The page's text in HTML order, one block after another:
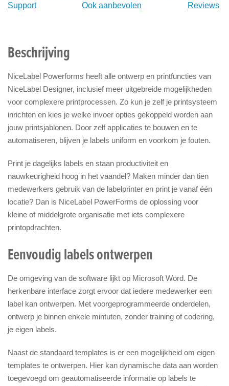
Support
Ook aanbevolen Reviews
Beschrijving
NiceLabel Powerforms heeft alle ontwerp en printfuncties van
NiceLabel Designer, inclusief meer uitgebreide mogelijkheden
voor complexere printprocessen. Zo kun je zelf je printsysteem
inrichten en kies je welke invoer opties gekoppeld worden aan
jouw printsjablonen. Door zelf applicaties te bouwen en te
automatiseren, blijven je labels uniform en voorkom je fouten.
Print je dagelijks labels en staan productiviteit en
nauwkeurigheid hoog in het vaandel? Maken minder dan tien
medewerkers gebruik van de labelprinter en print je vanaf één
locatie? Dan is NiceLabel PowerForms de oplossing voor
kleine of middelgrote organisatie met iets complexere
printopdrachten.
Eenvoudig labels ontwerpen
De omgeving van de software lijkt op Microsoft Word. De
herkenbare interface zorgt ervoor dat iedere medewerker een
label kan ontwerpen. Met voorgeprogrammeerde onderdelen,
ontwerp je binnen enkele mintuten, zonder training of codering,
je eigen labels.
Naast de standaard templates is er een mogelijkheid om eigen
templates te ontwerpen. Hier kan dynamische data aan worden
toegevoegd om geautomatiseerde informatie op labels te